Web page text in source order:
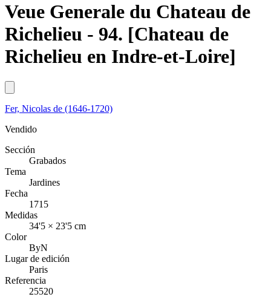
Veue Generale du Chateau de
Richelieu - 94. [Chateau de
Richelieu en Indre-et-Loire]
Fer, Nicolas de (1646-1720)
Vendido
Sección
Grabados
Tema
Jardines
Fecha
1715
Medidas
34'5 × 23'5 cm
Color
ByN
Lugar de edición
Paris
Referencia
25520